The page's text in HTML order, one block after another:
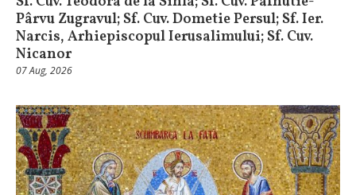
Pârvu Zugravul; Sf. Cuv. Dometie Persul; Sf. Ier.
Narcis, Arhiepiscopul Ierusalimului; Sf. Cuv.
Nicanor
07 Aug, 2026